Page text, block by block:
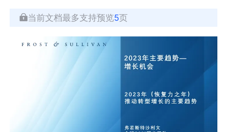
当前文档最多支持预览5页